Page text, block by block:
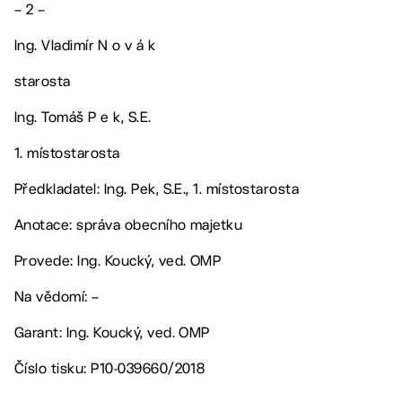
– 2 –
Ing. Vladimír N o v á k
starosta
Ing. Tomáš P e k, S.E.
1. místostarosta
Předkladatel: Ing. Pek, S.E., 1. místostarosta
Anotace: správa obecního majetku
Provede: Ing. Koucký, ved. OMP
Na vědomí: –
Garant: Ing. Koucký, ved. OMP
Číslo tisku: P10-039660/2018